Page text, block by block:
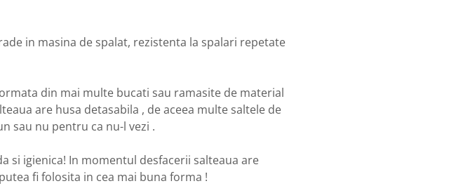
in masina de spalat, rezistenta la spalari repetate
din mai multe bucati sau ramasite de material
are husa detasabila , de aceea multe saltele de
sau nu pentru ca nu-l vezi .
si igienica! In momentul desfacerii salteaua are
fi folosita in cea mai buna forma !